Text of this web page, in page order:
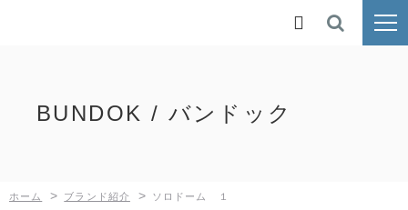
BUNDOK / バンドック
ホーム > ブランド紹介 > ソロドーム １